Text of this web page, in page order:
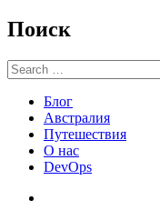
Поиск
Search
for:
Блог
Австралия
Путешествия
О нас
DevOps